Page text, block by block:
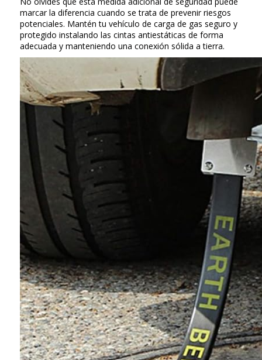
marcar la diferencia cuando se trata de prevenir riesgos
potenciales. Mantén tu vehículo de carga de gas seguro y
protegido instalando las cintas antiestáticas de forma
adecuada y manteniendo una conexión sólida a tierra.